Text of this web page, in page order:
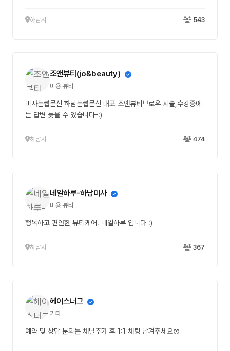
하남시 543
조앤뷰티(jo&beauty)
미용·뷰티
미사눈썹문신 하남눈썹문신 대표 조앤뷰티브로우 시술,수강중에
는 답변 늦을 수 있습니다-:)
하남시 474
네일하루-하남미사
미용·뷰티
행복하고 편안한 뷰티케어. 네일하루 입니다 :)
하남시 367
헤이스너그
기타
예약 및 상담 문의는 채널추가 후 1:1 채팅 남겨주세요ᰔ